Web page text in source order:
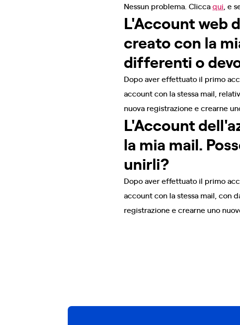
Nessun problema. Cliccaqui , e
L'Account web
creato con la
differenti o
Dopo aver effettuato il primo
account con la stessa mail,
nuova registrazione e crearne
L'Account
la mia mail.
unirli?
Dopo aver effettuato il primo
account con la stessa mail, con
registrazione e crearne uno